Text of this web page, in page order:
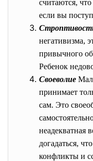
считаются,
если вы
негативизма,
привычного
Ребенок
Своеволие
принимает
сам. Это
неадекватная
догадаться,
конфликты и